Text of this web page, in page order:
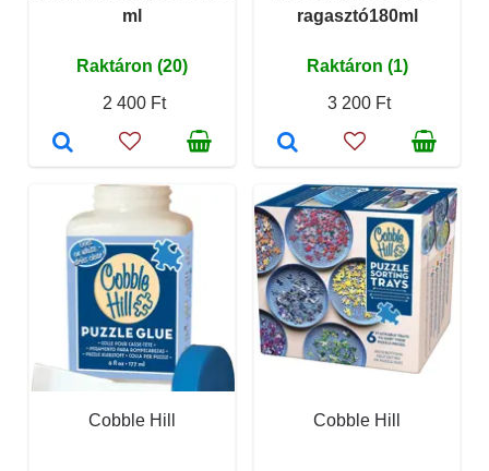
ml
Raktáron (20)
2 400 Ft
ragasztó180ml
Raktáron (1)
3 200 Ft
Cobble Hill Cobble Hill